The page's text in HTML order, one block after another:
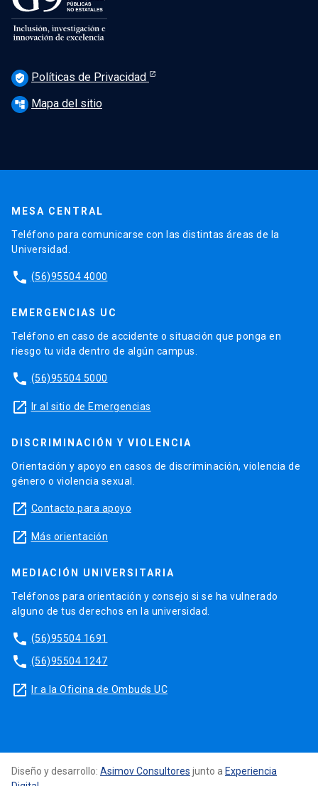
verified_user Políticas de Privacidad
account_tree Mapa del sitio
MESA CENTRAL
Teléfono para comunicarse con las distintas áreas de la
Universidad.
phone (56)95504 4000
EMERGENCIAS UC
Teléfono en caso de accidente o situación que ponga en
riesgo tu vida dentro de algún campus.
phone (56)95504 5000
launch Ir al sitio de Emergencias
DISCRIMINACIÓN Y VIOLENCIA
Orientación y apoyo en casos de discriminación, violencia de
género o violencia sexual.
launch Contacto para apoyo
launch Más orientación
MEDIACIÓN UNIVERSITARIA
Teléfonos para orientación y consejo si se ha vulnerado
alguno de tus derechos en la universidad.
phone (56)95504 1691
phone (56)95504 1247
launch Ir a la Oficina de Ombuds UC
Diseño y desarrollo: Asimov Consultores junto a Experiencia